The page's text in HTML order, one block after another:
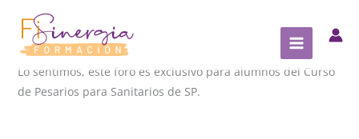
contenido
Lo sentimos, este foro es exclusivo para alumnos del Curso
de Pesarios para Sanitarios de SP.